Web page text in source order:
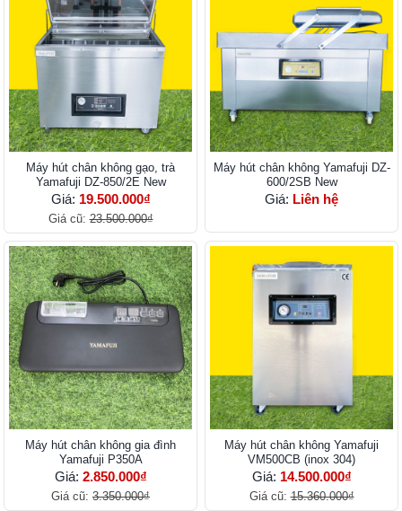
Máy hút chân không gạo, trà
Yamafuji DZ-850/2E New
Giá: 19.500.000₫
Giá cũ:23.500.000₫
Máy hút chân không Yamafuji DZ-
600/2SB New
Giá: Liên hệ
Máy hút chân không gia đình
Yamafuji P350A
Giá: 2.850.000₫
Giá cũ: 3.350.000₫
Máy hút chân không Yamafuji
VM500CB (inox 304)
Giá: 14.500.000₫
Giá cũ:15.360.000₫